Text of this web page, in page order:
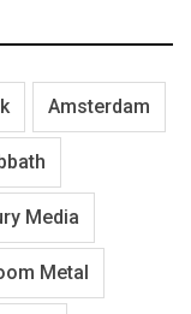
Amsterdam
Media
Metal